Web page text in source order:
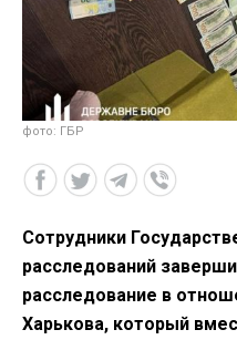
фото: ГБР
Сотрудники
расследований
расследование в
Харькова, который